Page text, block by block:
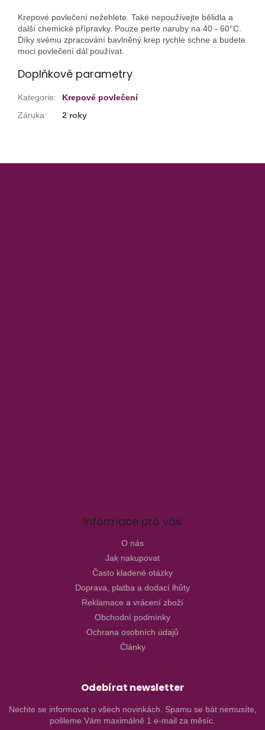
Krepové povlečení nežehlete. Také nepoužívejte bělidla a
další chemické přípravky. Pouze perte naruby na 40 - 60°C.
Díky svému zpracování bavlněný krep rychle schne a budete
moci povlečení dál používat.
Doplňkové parametry
Kategorie:
Krepové povlečení
Záruka: 2 roky
Informace pro vás
O nás
Jak nakupovat
Často kladené otázky
Doprava, platba a dodací lhůty
Reklamace a vrácení zboží
Obchodní podmínky
Ochrana osobních údajů
Články
Odebírat newsletter
Nechte se informovat o všech novinkách. Spamu se bát nemusíte,
pošleme Vám maximálně 1 e-mail za měsíc.